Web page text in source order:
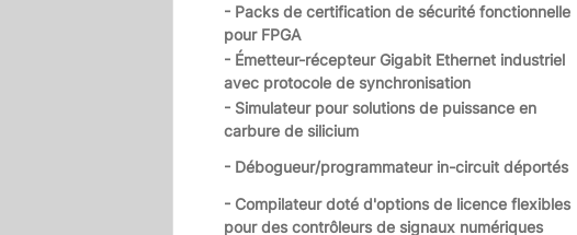
- Packs de certification de sécurité fonctionnelle
pour FPGA
- Émetteur-récepteur Gigabit Ethernet industriel
avec protocole de synchronisation
- Simulateur pour solutions de puissance en
carbure de silicium
- Débogueur/programmateur in-circuit déportés
- Compilateur doté d'options de licence flexibles
pour des contrôleurs de signaux numériques